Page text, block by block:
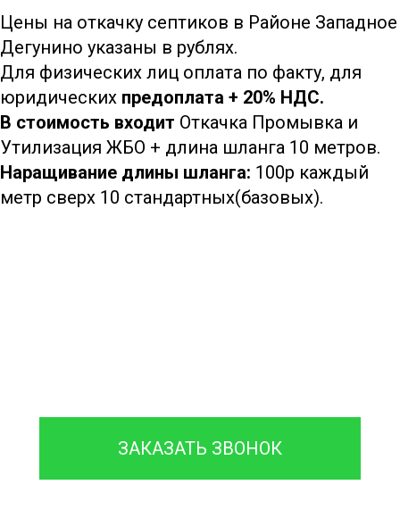
Цены на откачку септиков в Районе Западное
Дегунино указаны в рублях.
Для физических лиц оплата по факту, для
юридических предоплата + 20% НДС.
В стоимость входит Откачка Промывка и
Утилизация ЖБО + длина шланга 10 метров.
Наращивание длины шланга: 100р каждый
метр сверх 10 стандартных(базовых).
ЗАКАЗАТЬ ЗВОНОК